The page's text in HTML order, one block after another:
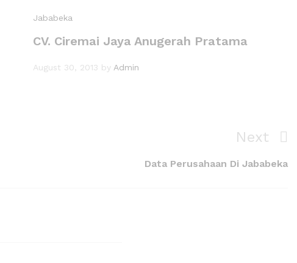
Jababeka
CV. Ciremai Jaya Anugerah Pratama
August 30, 2013 by Admin
Next
Data Perusahaan Di Jababeka